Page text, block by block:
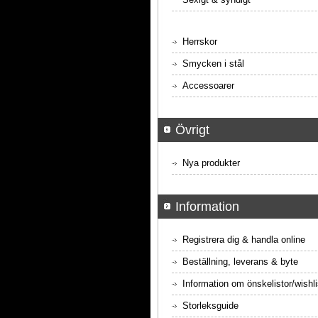
Herrskor
Smycken i stål
Accessoarer
Övrigt
Nya produkter
Information
Registrera dig & handla online
Beställning, leverans & byte
Information om önskelistor/
Storleksguide